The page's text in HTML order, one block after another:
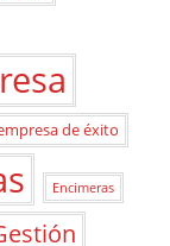
de éxito
Encimeras